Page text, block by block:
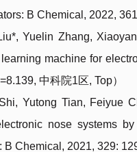
B Chemical, 2022,
Yuelin Zhang,
machine for
中科院1区, Top）
Yutong Tian, Feiyue
nose systems
B Chemical, 2021, 329: